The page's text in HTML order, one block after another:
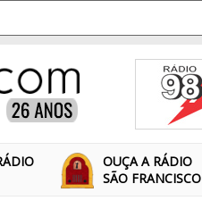
OUÇA A RÁDIO
SÃO